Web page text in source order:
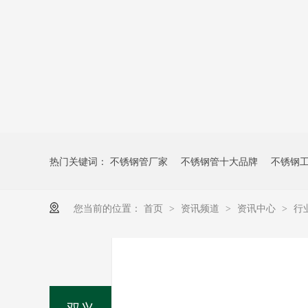
热门关键词： 不锈钢管厂家 不锈钢管十大品牌 不锈钢
您当前的位置： 首页 > 资讯频道 > 资讯中心 > 行